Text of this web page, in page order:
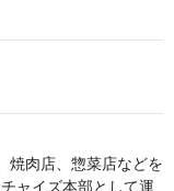
焼肉店、惣菜店などを
ャイズ本部として運